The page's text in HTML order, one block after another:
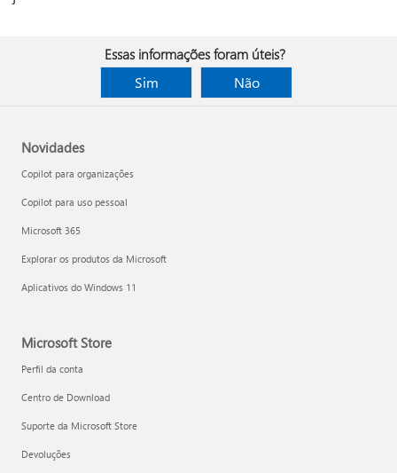
Essas informações foram úteis?
Sim
Não
Novidades
Copilot para organizações
Copilot para uso pessoal
Microsoft 365
Explorar os produtos da Microsoft
Aplicativos do Windows 11
Microsoft Store
Perfil da conta
Centro de Download
Suporte da Microsoft Store
Devoluções